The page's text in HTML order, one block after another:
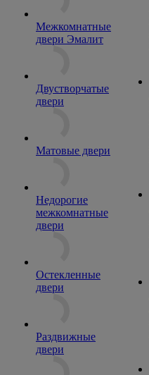
Межкомнатные
двери Эмалит
Двустворчатые
двери
Матовые двери
Недорогие
межкомнатные
двери
Остекленные
двери
Раздвижные
двери